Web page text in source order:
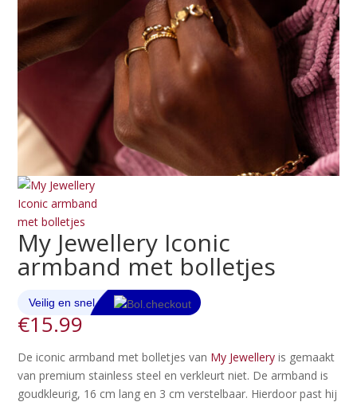
My Jewellery Iconic
armband met bolletjes
€15.99
De iconic armband met bolletjes van My Jewellery is gemaakt
van premium stainless steel en verkleurt niet. De armband is
goudkleurig, 16 cm lang en 3 cm verstelbaar. Hierdoor past hij